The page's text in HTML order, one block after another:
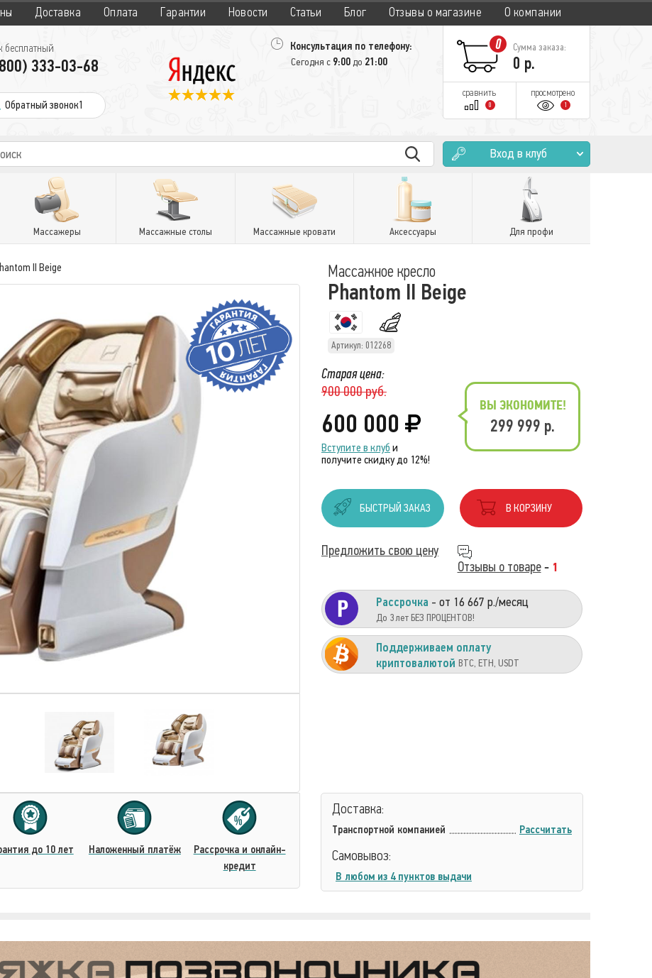
Доставка Оплата Гарантии Новости Статьи Блог Отзывы о магазине О компании
бесплатный
333-03-68
Обратный звонок1
Консультация по телефону:
Сегодня с 9:00до 21:00
0 Сумма заказа:
0 р.
сравнить
0
просмотрено
1
Вход в клуб
Массажеры Массажные столы Массажные кровати Аксессуары Для профи
II Beige Массажное кресло
Phantom II Beige
Артикул: 012268
Старая цена:
900 000 руб.
600 000
Вступите в клуб и
получите скидку до 12%!
ВЫ ЭКОНОМИТЕ!
299 999 р.
БЫСТРЫЙ ЗАКАЗ В КОРЗИНУ
Предложить свою цену
Отзывы о товаре- 1
Рассрочка - от 16 667 р./месяц
До 3 лет БЕЗ ПРОЦЕНТОВ!
Поддерживаем оплату
криптовалютой BTC, ETH, USDT
до 10 лет Наложенный платёж
Рассрочка и онлайн-
кредит
Доставка:
Транспортной компанией Рассчитать
Самовывоз:
В любом из 4 пунктов выдачи